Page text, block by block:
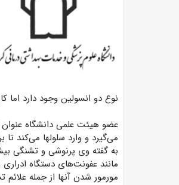
نوع دو انسولین وجود دارد اما
عضو هیئت علمی دانشگاه عنوان
می‌گیرد و وارد سلولها می‌کند
به گفته وی پرنوشی و تشنگی
مانند عفونت‌های دستگاه
مورمور شدن آنها از جمله